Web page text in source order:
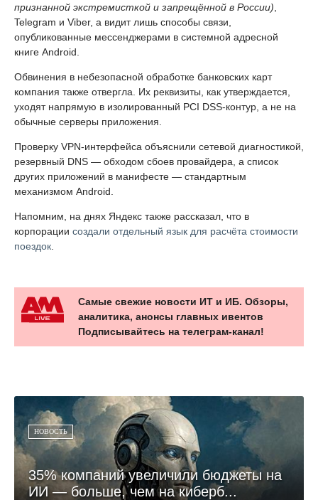
признанной экстремисткой и запрещённой в России)
Telegram и Viber, а видит лишь способы связи,
опубликованные мессенджерами в системной адресной
книге Android.
Обвинения в небезопасной обработке банковских карт
компания также отвергла. Их реквизиты, как утверждается,
уходят напрямую в изолированный PCI DSS-контур, а не на
обычные серверы приложения.
Проверку VPN-интерфейса объяснили сетевой диагностикой,
резервный DNS — обходом сбоев провайдера, а список
других приложений в манифесте — стандартным
механизмом Android.
Напомним, на днях Яндекс также рассказал, что в
корпорации создали отдельный язык для расчёта стоимости
поездок
Самые свежие новости ИТ и ИБ. Обзоры,
аналитика, анонсы главных ивентов
Подписывайтесь на телеграм-канал!
НОВОСТЬ
35% компаний увеличили бюджеты на
ИИ — больше, чем на киберб...